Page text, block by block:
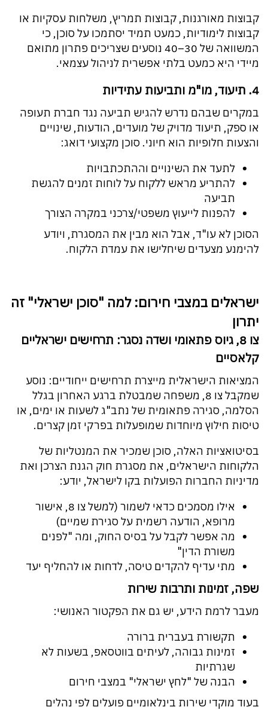
קבוצות מאורגנות, קבוצות תמריץ, משלחות עסקיות או
קבוצות לימודיות, כמעט תמיד יסתמכו על סוכן, כי
המשוואה של 30–40 נוסעים שצריכים פתרון מתואם
מיידי היא כמעט בלתי אפשרית לניהול עצמאי.
4. תיעוד, מו"מ ותביעות עתידיות
במקרים שבהם נדרש להגיש תביעה נגד חברת תעופה
או ספק, תיעוד מדויק של מועדים, הודעות, שינויים
והצעות חלופיות הוא חיוני. סוכן מקצועי דואג:
לתעד את השינויים וההתכתבויות
להתריע מראש ללקוח על לוחות זמנים להגשת
תביעה
להפנות לייעוץ משפטי/צרכני במקרה הצורך
הסוכן לא עו"ד, אבל הוא מבין את המסגרת, ויודע
להימנע מצעדים שיחלישו את עמדת הלקוח.
ישראלים במצבי חירום: למה "סוכן ישראלי" זה
יתרון
צו 8, גיוס פתאומי ושדה נסגר: תרחישים ישראליים
קלאסיים
המציאות הישראלית מייצרת תרחישים ייחודיים: נוסע
שמקבל צו 8, משפחה שמבטלת ברגע האחרון בגלל
הסלמה, סגירה פתאומית של נתב"ג לשעות או ימים, או
טיסות חילוץ מיוחדות שמופעלות בפרקי זמן קצרים.
בסיטואציות האלה, סוכן שמכיר את המנטליות של
הלקוחות הישראלים, את מסגרת חוק הגנת הצרכן ואת
מדיניות החברות הפועלות בקו לישראל, יודע:
אילו מסמכים כדאי לשמור (למשל צו 8, אישור
מרופא, הודעה רשמית על סגירת שמיים)
מה אפשר לקבל על בסיס החוק, ומה "לפנים
משורת הדין"
מתי עדיף להקדים טיסה, לדחות או להחליף יעד
שפה, זמינות ותרבות שירות
מעבר לרמת הידע, יש גם את הפקטור האנושי:
תקשורת בעברית ברורה
זמינות גבוהה, לעיתים בווטסאפ, בשעות לא
שגרתיות
הבנה של "לחץ ישראלי" במצבי חירום
בעוד מוקדי שירות בינלאומיים פועלים לפי נהלים